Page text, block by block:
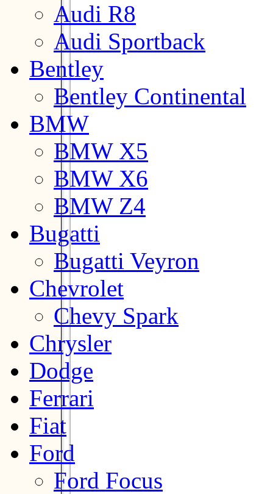
Audi R8
Audi Sportback
Bentley
Bentley Continental
BMW
BMW X5
BMW X6
BMW Z4
Bugatti
Bugatti Veyron
Chevrolet
Chevy Spark
Chrysler
Dodge
Ferrari
Fiat
Ford
Ford Focus